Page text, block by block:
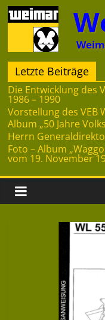
Zum
Inhalt
springen
Letzte Beiträge
Die Entwicklung des
1986 – 1990
Vorstellung des VEB
Album „50 Jahre
Herrn
Foto – Album
vom 19. November